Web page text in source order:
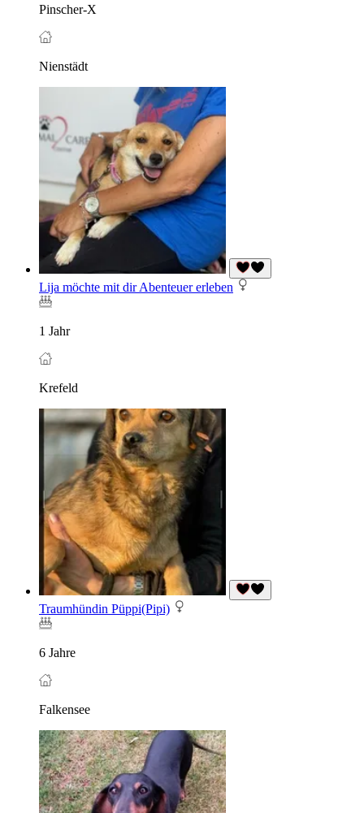
Pinscher-X
Nienstädt
Lija möchte mit dir Abenteuer erleben
1 Jahr
Krefeld
Traumhündin Püppi(Pipi)
6 Jahre
Falkensee